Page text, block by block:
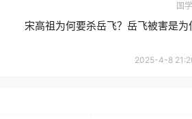
国
宋高祖为何要杀岳飞？岳飞被害是为
2025-4-8